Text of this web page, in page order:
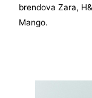
brendova Zara,
Mango.